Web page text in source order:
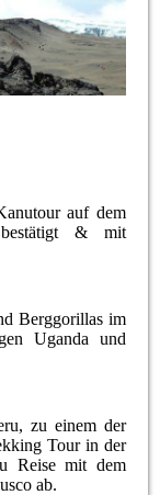
auf dem
bestätigt & mit
Berggorillas im
Uganda und
zu einem der
Tour in der
Reise mit dem
ab.